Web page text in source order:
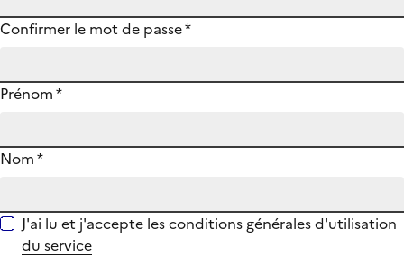
Confirmer le mot de passe*
Prénom*
Nom*
J'ai lu et j'accepte les conditions générales d'utilisation
du service